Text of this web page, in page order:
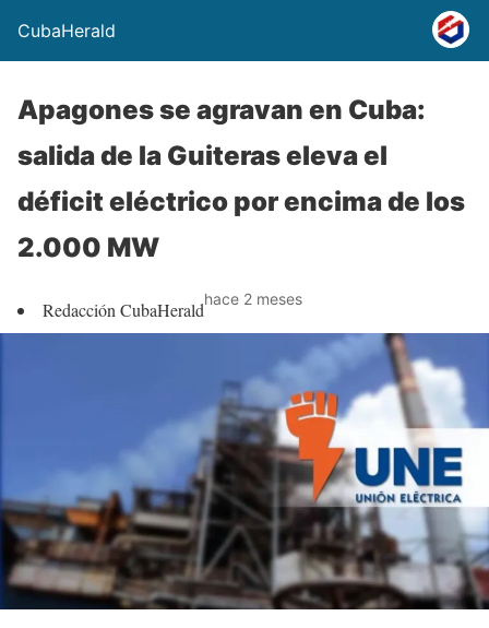
CubaHerald
Apagones se agravan en Cuba:
salida de la Guiteras eleva el
déficit eléctrico por encima de los
2.000 MW
Redacción CubaHeraldhace 2 meses